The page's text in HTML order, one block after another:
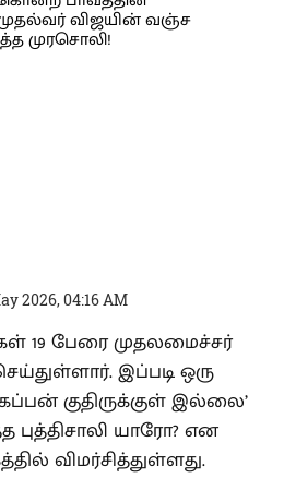
2026, 04:16 AM
19 பேரை முதலமைச்சர்
இப்படி ஒரு
குதிருக்குள் இல்லை’
புத்திசாலி யாரோ? என
விமர்சித்துள்ளது.